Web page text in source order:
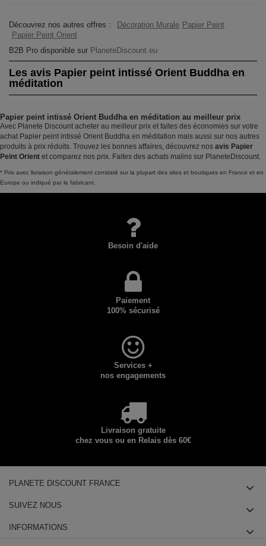
Découvrez nos autres offres : Décoration Murale Papier Peint
Papier Peint Orient
B2B Pro disponible sur PlaneteDiscount.eu
Les avis Papier peint intissé Orient Buddha en
méditation
Papier peint intissé Orient Buddha en méditation au meilleur prix
Avec Planete Discount acheter au meilleur prix et faites des économies sur votre
achat Papier peint intissé Orient Buddha en méditation mais aussi sur nos autres
produits à prix réduits. Trouvez les bonnes affaires, découvrez nos avis Papier
Peint Orient et comparez nos prix. Faites des achats malins sur PlaneteDiscount.
* Prix avec livraison généralement constaté sur la plupart des sites et boutiques en France et en
Europe ou indiqué par le fabricant.
Besoin d'aide
Paiement
100% sécurisé
Services +
nos engagements
Livraison gratuite
chez vous ou en Relais dès 60€
PLANETE DISCOUNT FRANCE
SUIVEZ NOUS
INFORMATIONS